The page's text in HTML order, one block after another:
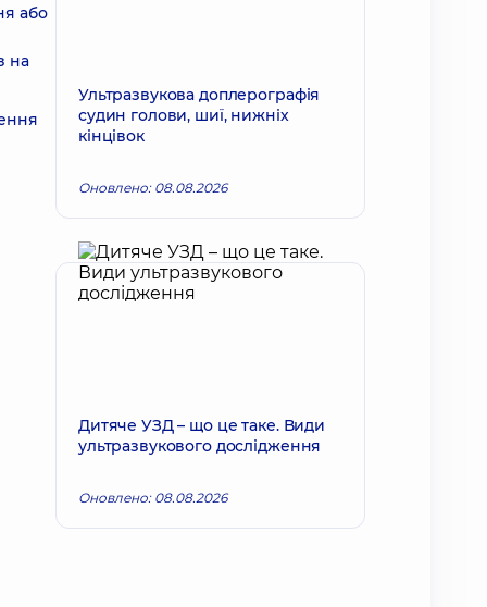
або
на
Ультразвукова доплерографія
судин голови, шиї, нижніх
кінцівок
Оновлено: 08.08.2026
Дитяче УЗД – що це таке. Види
ультразвукового дослідження
Оновлено: 08.08.2026